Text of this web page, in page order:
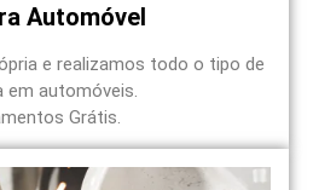
Automóvel
e realizamos todo o tipo de
em automóveis.
Grátis.